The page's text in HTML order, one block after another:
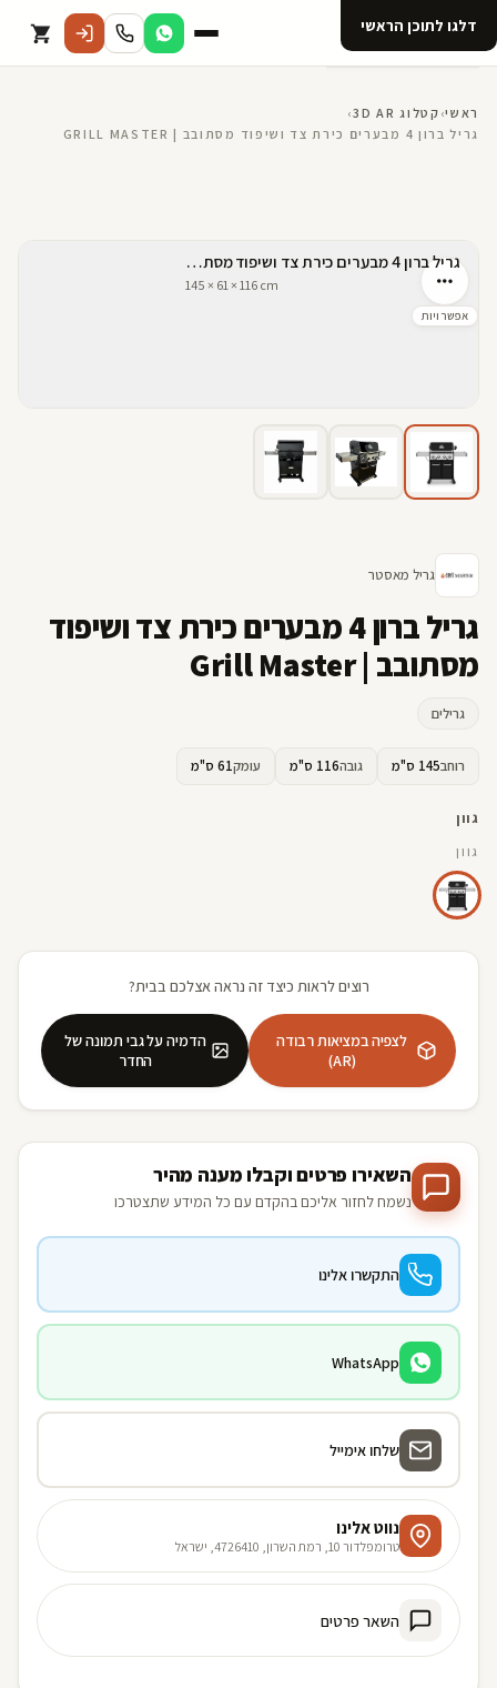
דלגו לתוכן הראשי
קטלוגראשי› קטלוג 3D AR
›
גריל ברון 4 מבערים כירת צד ושיפוד מסתובב | GRILL MASTER
גריל מאסטר
גריל ברון 4 מבערים כירת צד ושיפוד
מסתובב | Grill Master
גרילים
רוחב145 ס"מ גובה116 ס"מ עומק61 ס"מ
גוון
גוון
רוצים לראות כיצד זה נראה אצלכם בבית?
לצפיה במציאות רבודה
(AR)
הדמיה על גבי תמונה של
החדר
השאירו פרטים וקבלו מענה מהיר
נשמח לחזור אליכם בהקדם עם כל המידע שתצטרכו
התקשרו אלינו
WhatsApp
שלחו אימייל
נווט אלינו
טרומפלדור 10, רמת השרון, 4726410, ישראל
השאר פרטים